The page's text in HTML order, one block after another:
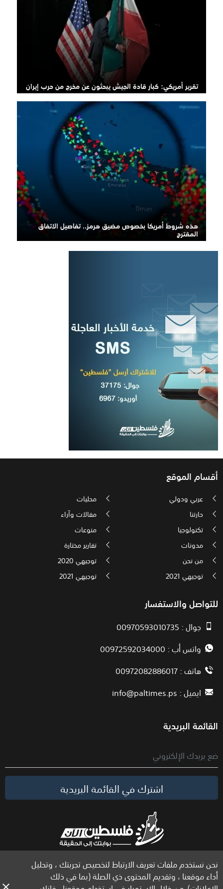
تقرير أمريكي: كبار قادة الجيش يبحثون عن مخرج من حرب إيران
هذه شروط أمريكا بخصوص مضيق هرمز.. تفاصيل الاتفاق
المقترح
نحن نستخدم ملفات تعريف الارتباط لتخصيص تجربتك ، وتحليل
أداء موقعنا ، وتقديم المحتوى ذي الصلة (بما في ذلك
أقسام الموقع
عربي ودولي
محليات
حارتنا
مقالات وآراء
تكنولوجيا
منوعات
مدونات
تقارير مختارة
من نحن
توجيهي 2020
توجيهي 2021
توجيهي 2021
للتواصل والاستفسار
جوال : 00970593010735
واتس أب : 00972592034000
هاتف : 00972082886017
ايميل :info@paltimes.ps
القائمة البريدية
اشترك في القائمة البريدية
الحقوق محفوظة لموقع فلسطين الآن © 2026